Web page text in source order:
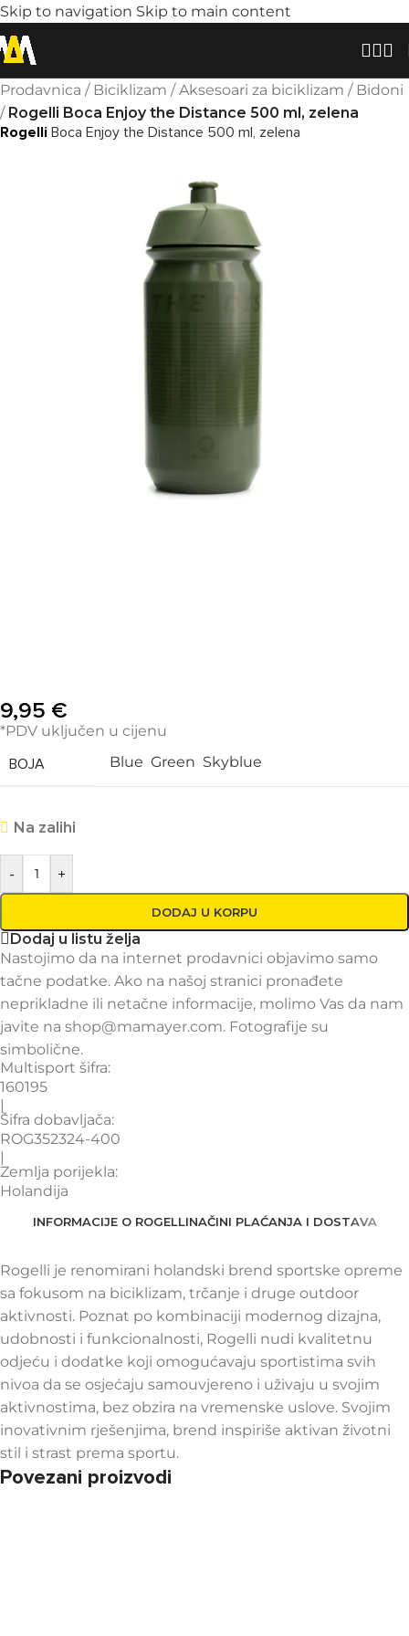
Skip to navigation Skip to main content
Prodavnica / Biciklizam /Aksesoari za biciklizam / Bidoni
/ Rogelli Boca Enjoy the Distance 500 ml, zelena
Rogelli Boca Enjoy the Distance 500 ml, zelena
9,95 €
*PDV uključen u cijenu
BOJA Blue Green Skyblue
Na zalihi
- +
DODAJ U KORPU
Dodaj u listu želja
Nastojimo da na internet prodavnici objavimo samo
tačne podatke. Ako na našoj stranici pronađete
neprikladne ili netačne informacije, molimo Vas da nam
javite na shop@mamayer.com. Fotografije su
simbolične.
Multisport šifra:
160195
Šifra dobavljača:
ROG352324-400
Zemlja porijekla:
Holandija
INFORMACIJE O ROGELLINAČINI PLAĆANJA I DOSTAVA
Rogelli je renomirani holandski brend sportske opreme
sa fokusom na biciklizam, trčanje i druge outdoor
aktivnosti. Poznat po kombinaciji modernog dizajna,
udobnosti i funkcionalnosti, Rogelli nudi kvalitetnu
odjeću i dodatke koji omogućavaju sportistima svih
nivoa da se osjećaju samouvjereno i uživaju u svojim
aktivnostima, bez obzira na vremenske uslove. Svojim
inovativnim rješenjima, brend inspiriše aktivan životni
stil i strast prema sportu.
Povezani proizvodi